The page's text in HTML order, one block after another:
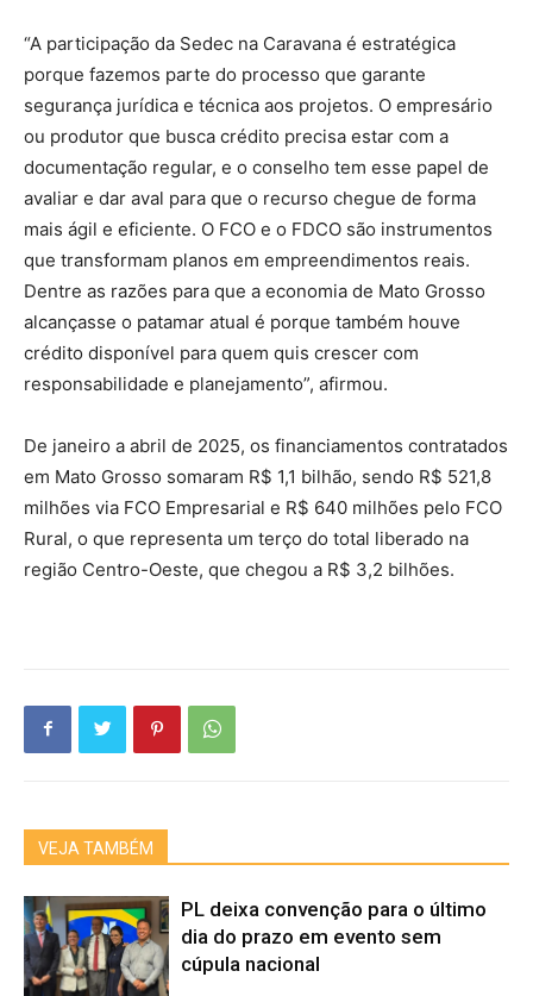
“A participação da Sedec na Caravana é estratégica
porque fazemos parte do processo que garante
segurança jurídica e técnica aos projetos. O empresário
ou produtor que busca crédito precisa estar com a
documentação regular, e o conselho tem esse papel de
avaliar e dar aval para que o recurso chegue de forma
mais ágil e eficiente. O FCO e o FDCO são instrumentos
que transformam planos em empreendimentos reais.
Dentre as razões para que a economia de Mato Grosso
alcançasse o patamar atual é porque também houve
crédito disponível para quem quis crescer com
responsabilidade e planejamento”, afirmou.
De janeiro a abril de 2025, os financiamentos contratados
em Mato Grosso somaram R$ 1,1 bilhão, sendo R$ 521,8
milhões via FCO Empresarial e R$ 640 milhões pelo FCO
Rural, o que representa um terço do total liberado na
região Centro-Oeste, que chegou a R$ 3,2 bilhões.
VEJA TAMBÉM
PL deixa convenção para o último
dia do prazo em evento sem
cúpula nacional